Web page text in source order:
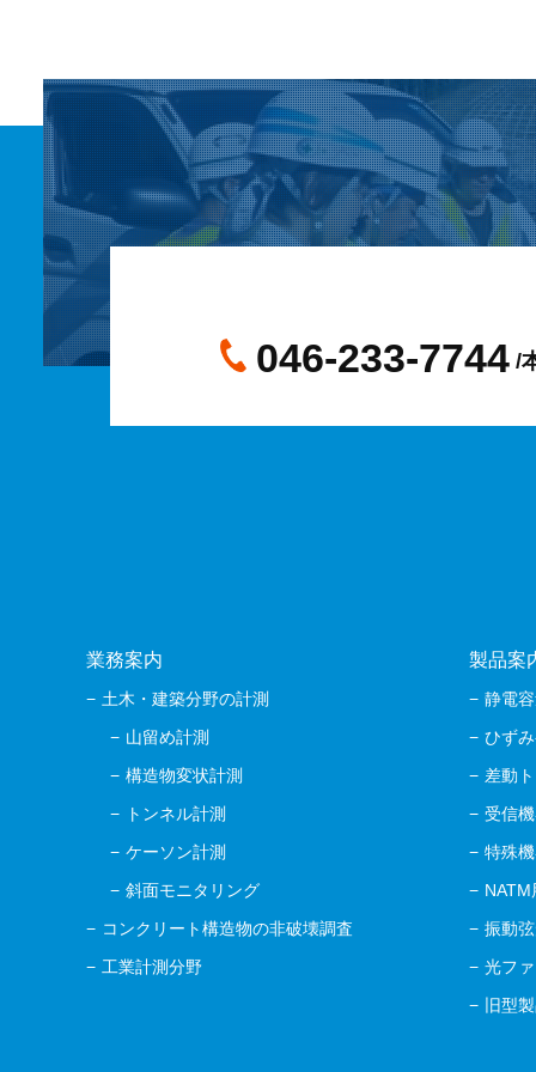
046-233-7744 /
業務案内
土木・建築分野の計測
山留め計測
構造物変状計測
トンネル計測
ケーソン計測
斜面モニタリング
コンクリート構造物の非破壊調査
工業計測分野
製品案
静電
ひず
差動
受信
特殊
振動
光フ
旧型